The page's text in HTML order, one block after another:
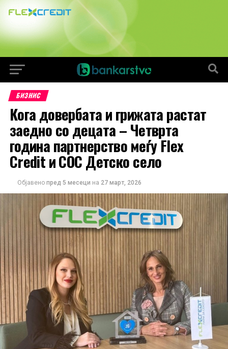
БИЗНИС
Кога довербата и грижата растат
заедно со децата – Четврта
година партнерство меѓу Flex
Credit и СОС Детско село
Објавено пред 5 месеци на 27 март, 2026